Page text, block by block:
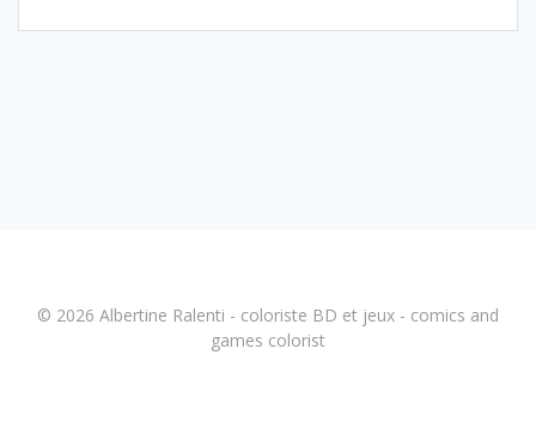
© 2026 Albertine Ralenti - coloriste BD et jeux - comics and
games colorist